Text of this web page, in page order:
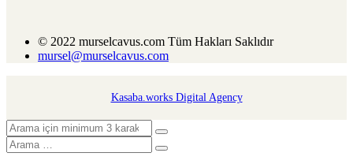
© 2022 murselcavus.com Tüm Hakları Saklıdır
mursel@murselcavus.com
Kasaba.works Digital Agency